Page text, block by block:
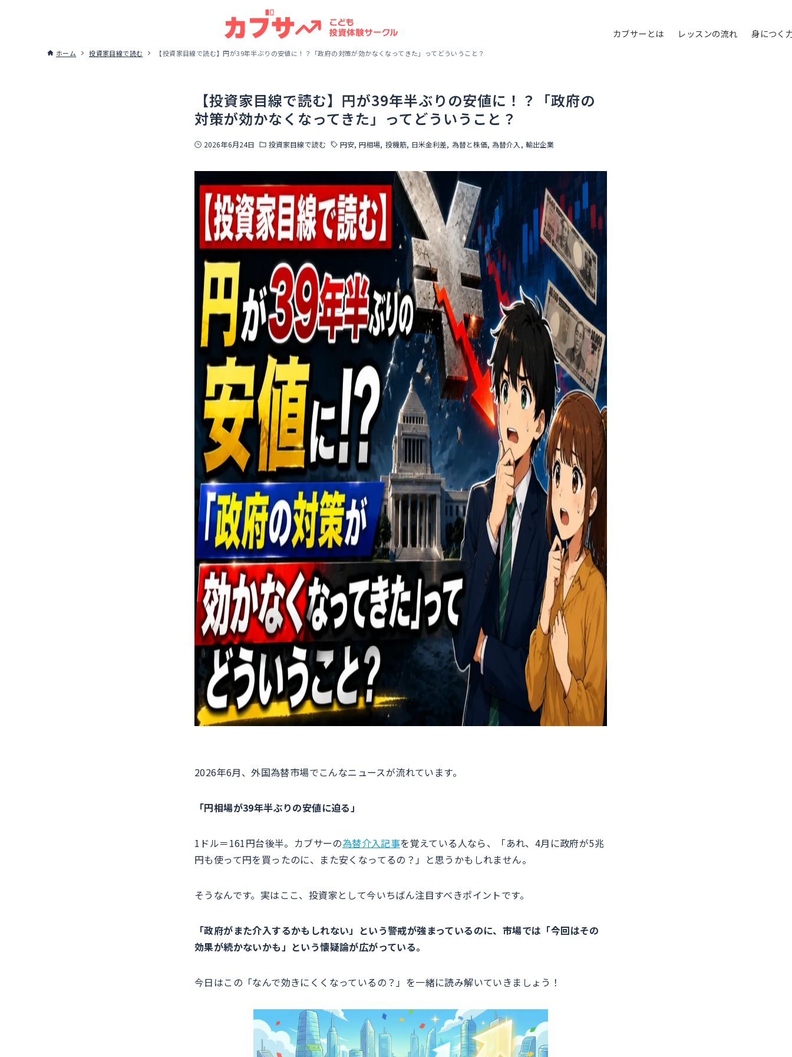
カブサーとは レッスンの流れ 身につく
ホーム 投資家目線で読む 【投資家目線で読む】円が39年半ぶりの安値に！？「政府の対策が効かなくなってきた」ってどういうこと？
【投資家目線で読む】円が39年半ぶりの安値に！？「政府の
対策が効かなくなってきた」ってどういうこと？
2026年6月24日 投資家目線で読む 円安 円相場 投機筋 日米金利差 為替と株価 為替介入 輸出企業
2026年6月、外国為替市場でこんなニュースが流れています。
「円相場が39年半ぶりの安値に迫る」
1ドル＝161円台後半。カブサーの為替介入記事を覚えている人なら、「あれ、4月に政府が5兆
円も使って円を買ったのに、また安くなってるの？」と思うかもしれません。
そうなんです。実はここ、投資家として今いちばん注目すべきポイントです。
「政府がまた介入するかもしれない」という警戒が強まっているのに、市場では「今回はその
効果が続かないかも」という懐疑論が広がっている。
今日はこの「なんで効きにくくなっているの？」を一緒に読み解いていきましょう！